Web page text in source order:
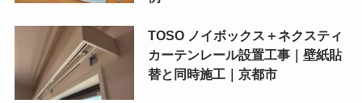
TOSO ノイボックス＋ネクスティ
カーテンレール設置工事｜壁紙貼
替と同時施工｜京都市